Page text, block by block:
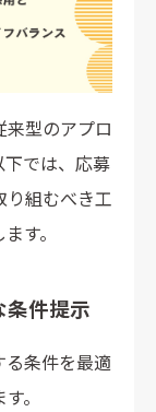
型のアプロ
では、応募
り組むべき工
す。
条件提示
る条件を最適
。